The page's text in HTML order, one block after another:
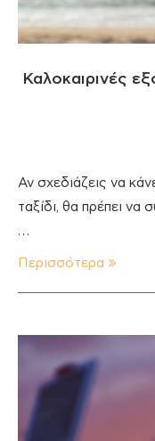
Καλοκαιρινές
Αν σχεδιάζεις να
ταξίδι, θα πρέπει να
…
Περισσότερα